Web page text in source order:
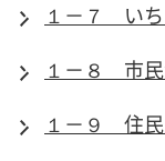
１－７ いち
１－８ 市
１－９ 住民